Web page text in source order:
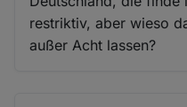
restriktiv, aber wieso
außer Acht lassen?